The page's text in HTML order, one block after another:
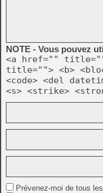
NOTE - Vous pouvez
<a href=""
title=""> <b>
<code> <del
<s> <strike>
Prévenez-moi de tous